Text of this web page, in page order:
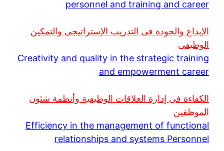
personnel and training and career
الإبداع والجودة فى التدريب الإستراتيجي والتمكين
الوظيفى
Creativity and quality in the strategic training
and empowerment career
الكفاءة فى إدارة العلاقات الوظيفية وأنظمة شئون
الموظفين
Efficiency in the management of functional
relationships and systems Personnel